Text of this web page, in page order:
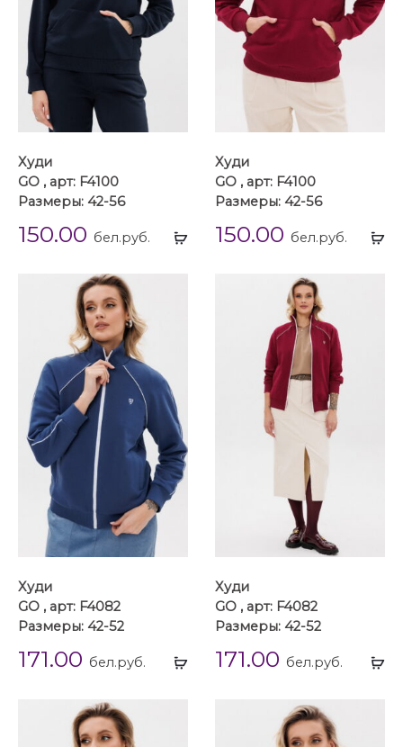
Выбрать
Худи
GO , арт: F4100
Размеры: 42-56
150.00 бел.руб.
Худи
GO , арт: F4100
Размеры: 42-56
150.00 бел.руб.
Выбрать
Худи
GO , арт: F4082
Размеры: 42-52
171.00 бел.руб.
Худи
GO , арт: F4082
Размеры: 42-52
171.00 бел.руб.